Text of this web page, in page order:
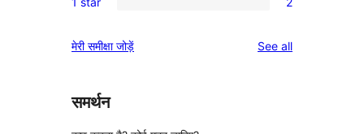
star
2-
review
2
star
मेरी समीक्षा जोड़ें See allreviews
समर्थन